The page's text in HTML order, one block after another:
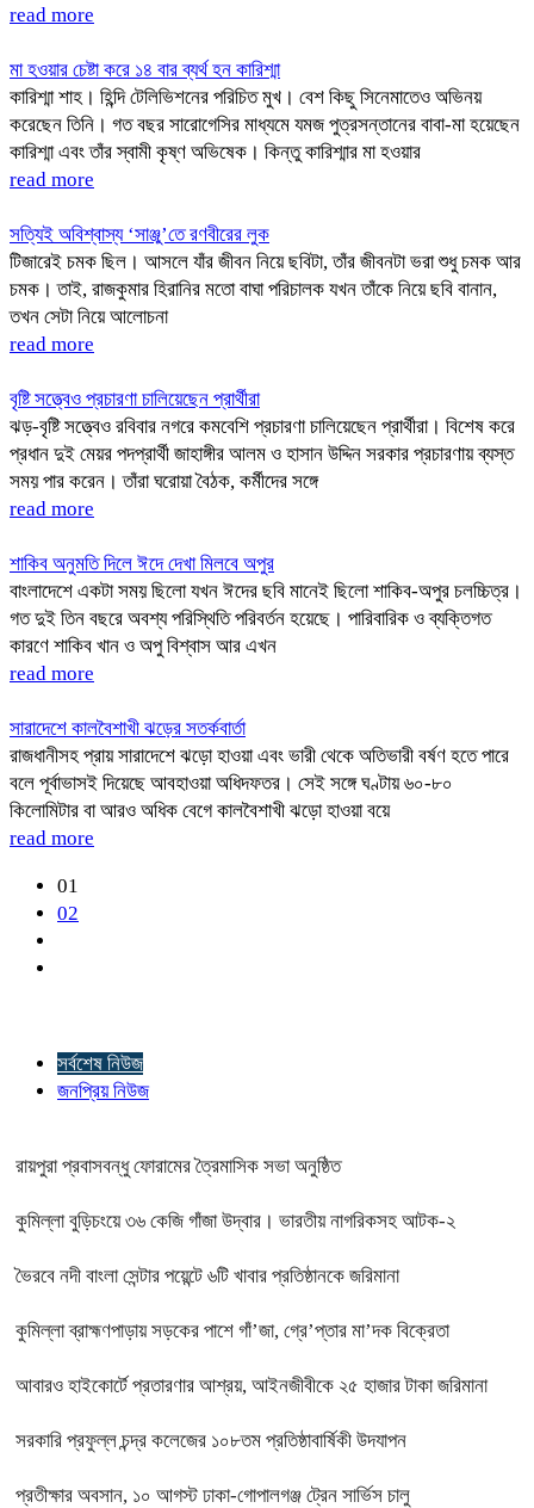
read more
মা হওয়ার চেষ্টা করে ১৪ বার ব্যর্থ হন কারিশ্মা
কারিশ্মা শাহ। হিন্দি টেলিভিশনের পরিচিত মুখ। বেশ কিছু সিনেমাতেও অভিনয়
করেছেন তিনি। গত বছর সারোগেসির মাধ্যমে যমজ পুত্রসন্তানের বাবা-মা হয়েছেন
কারিশ্মা এবং তাঁর স্বামী কৃষ্ণ অভিষেক। কিন্তু কারিশ্মার মা হওয়ার
read more
সত্যিই অবিশ্বাস্য ‘সাঞ্জু’তে রণবীরের লুক
টিজারেই চমক ছিল। আসলে যাঁর জীবন নিয়ে ছবিটা, তাঁর জীবনটা ভরা শুধু চমক আর
চমক। তাই, রাজকুমার হিরানির মতো বাঘা পরিচালক যখন তাঁকে নিয়ে ছবি বানান,
তখন সেটা নিয়ে আলোচনা
read more
বৃষ্টি সত্ত্বেও প্রচারণা চালিয়েছেন প্রার্থীরা
ঝড়-বৃষ্টি সত্ত্বেও রবিবার নগরে কমবেশি প্রচারণা চালিয়েছেন প্রার্থীরা। বিশেষ করে
প্রধান দুই মেয়র পদপ্রার্থী জাহাঙ্গীর আলম ও হাসান উদ্দিন সরকার প্রচারণায় ব্যস্ত
সময় পার করেন। তাঁরা ঘরোয়া বৈঠক, কর্মীদের সঙ্গে
read more
শাকিব অনুমতি দিলে ঈদে দেখা মিলবে অপুর
বাংলাদেশে একটা সময় ছিলো যখন ঈদের ছবি মানেই ছিলো শাকিব-অপুর চলচ্চিত্র।
গত দুই তিন বছরে অবশ্য পরিস্থিতি পরিবর্তন হয়েছে। পারিবারিক ও ব্যক্তিগত
কারণে শাকিব খান ও অপু বিশ্বাস আর এখন
read more
সারাদেশে কালবৈশাখী ঝড়ের সতর্কবার্তা
রাজধানীসহ প্রায় সারাদেশে ঝড়ো হাওয়া এবং ভারী থেকে অতিভারী বর্ষণ হতে পারে
বলে পূর্বাভাসই দিয়েছে আবহাওয়া অধিদফতর। সেই সঙ্গে ঘণ্টায় ৬০-৮০
কিলোমিটার বা আরও অধিক বেগে কালবৈশাখী ঝড়ো হাওয়া বয়ে
read more
01
02
সর্বশেষ নিউজ
জনপ্রিয় নিউজ
রায়পুরা প্রবাসবন্ধু ফোরামের ত্রৈমাসিক সভা অনুষ্ঠিত
কুমিল্লা বুড়িচংয়ে ৩৬ কেজি গাঁজা উদ্বার। ভারতীয় নাগরিকসহ আটক-২
ভৈরবে নদী বাংলা সেন্টার পয়েন্টে ৬টি খাবার প্রতিষ্ঠানকে জরিমানা
কুমিল্লা ব্রাহ্মণপাড়ায় সড়কের পাশে গাঁ’জা, গ্রে’প্তার মা’দক বিক্রেতা
আবারও হাইকোর্টে প্রতারণার আশ্রয়, আইনজীবীকে ২৫ হাজার টাকা জরিমানা
সরকারি প্রফুল্ল চন্দ্র কলেজের ১০৮তম প্রতিষ্ঠাবার্ষিকী উদযাপন
প্রতীক্ষার অবসান, ১০ আগস্ট ঢাকা-গোপালগঞ্জ ট্রেন সার্ভিস চালু